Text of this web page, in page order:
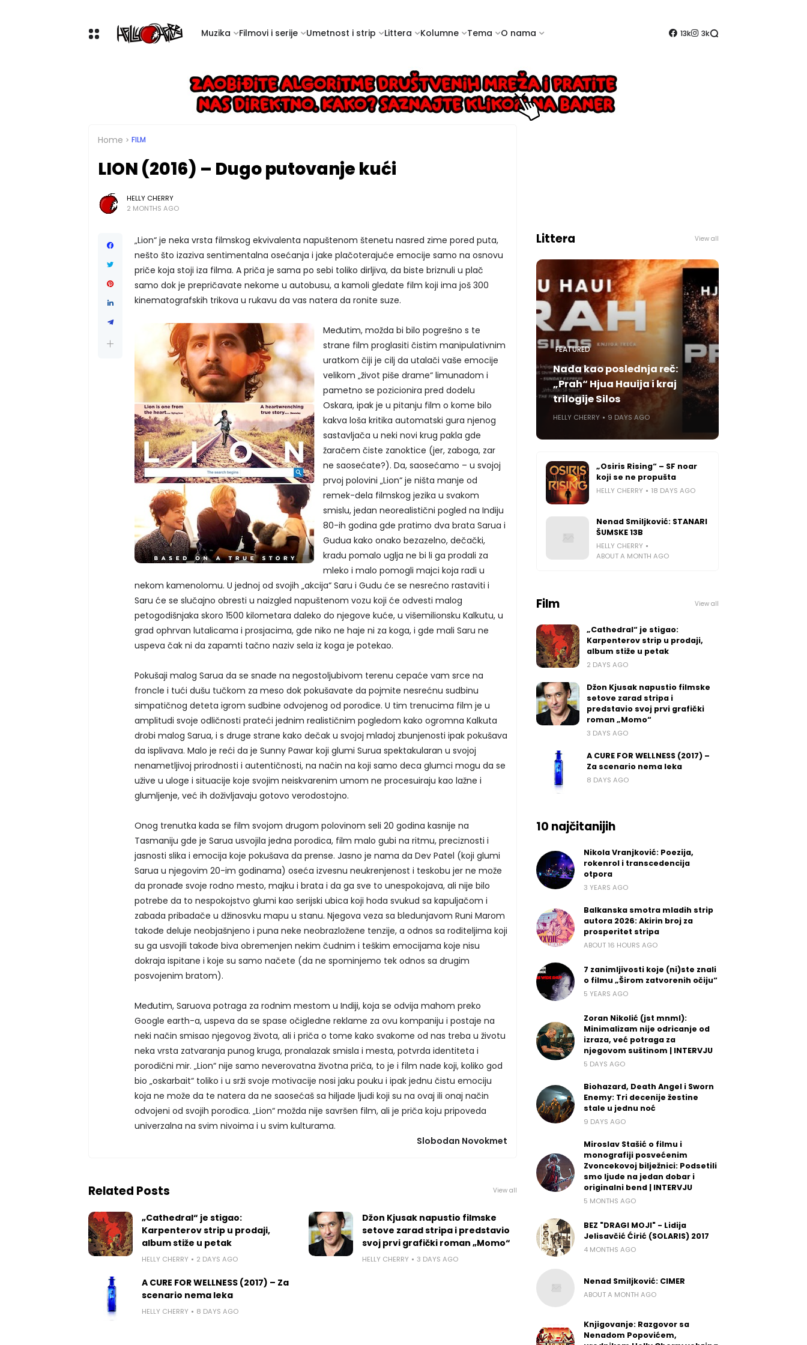
Muzika Filmovi i serije Umetnost i strip Littera Kolumne Tema O nama 13k 3k
Home FILM
LION (2016) – Dugo putovanje kući
HELLY CHERRY
2 MONTHS AGO
„Lion“ je neka vrsta filmskog ekvivalenta napuštenom štenetu nasred zime pored puta,
nešto što izaziva sentimentalna osećanja i jake plačoterajuće emocije samo na osnovu
priče koja stoji iza filma. A priča je sama po sebi toliko dirljiva, da biste briznuli u plač
samo dok je prepričavate nekome u autobusu, a kamoli gledate film koji ima još 300
kinematografskih trikova u rukavu da vas natera da ronite suze.
Međutim, možda bi bilo pogrešno s te
strane film proglasiti čistim manipulativnim
uratkom čiji je cilj da utalači vaše emocije
velikom „život piše drame“ limunadom i
pametno se pozicionira pred dodelu
Oskara, ipak je u pitanju film o kome bilo
kakva loša kritika automatski gura njenog
sastavljača u neki novi krug pakla gde
žaračem čiste zanoktice (jer, zaboga, zar
ne saosećate?). Da, saosećamo – u svojoj
prvoj polovini „Lion“ je ništa manje od
remek-dela filmskog jezika u svakom
smislu, jedan neorealistični pogled na Indiju
80-ih godina gde pratimo dva brata Sarua i
Gudua kako onako bezazelno, dečački,
kradu pomalo uglja ne bi li ga prodali za
mleko i malo pomogli majci koja radi u
nekom kamenolomu. U jednoj od svojih „akcija“ Saru i Gudu će se nesrećno rastaviti i
Saru će se slučajno obresti u naizgled napuštenom vozu koji će odvesti malog
petogodišnjaka skoro 1500 kilometara daleko do njegove kuće, u višemilionsku Kalkutu, u
grad ophrvan lutalicama i prosjacima, gde niko ne haje ni za koga, i gde mali Saru ne
uspeva čak ni da zapamti tačno naziv sela iz koga je potekao.
Pokušaji malog Sarua da se snađe na negostoljubivom terenu cepaće vam srce na
froncle i tući dušu tučkom za meso dok pokušavate da pojmite nesrećnu sudbinu
simpatičnog deteta igrom sudbine odvojenog od porodice. U tim trenucima film je u
amplitudi svoje odličnosti prateći jednim realističnim pogledom kako ogromna Kalkuta
drobi malog Sarua, i s druge strane kako dečak u svojoj mladoj zbunjenosti ipak pokušava
da isplivava. Malo je reći da je Sunny Pawar koji glumi Surua spektakularan u svojoj
nenametljivoj prirodnosti i autentičnosti, na način na koji samo deca glumci mogu da se
užive u uloge i situacije koje svojim neiskvarenim umom ne procesuiraju kao lažne i
glumljenje, već ih doživljavaju gotovo verodostojno.
Onog trenutka kada se film svojom drugom polovinom seli 20 godina kasnije na
Tasmaniju gde je Sarua usvojila jedna porodica, film malo gubi na ritmu, preciznosti i
jasnosti slika i emocija koje pokušava da prense. Jasno je nama da Dev Patel (koji glumi
Sarua u njegovim 20-im godinama) oseća izvesnu neukrenjenost i teskobu jer ne može
da pronađe svoje rodno mesto, majku i brata i da ga sve to unespokojava, ali nije bilo
potrebe da to nespokojstvo glumi kao serijski ubica koji hoda svukud sa kapuljačom i
zabada pribadače u džinosvku mapu u stanu. Njegova veza sa bledunjavom Runi Marom
takođe deluje neobjašnjeno i puna neke neobrazložene tenzije, a odnos sa roditeljima koji
su ga usvojili takođe biva obremenjen nekim čudnim i teškim emocijama koje nisu
dokraja ispitane i koje su samo načete (da ne spominjemo tek odnos sa drugim
posvojenim bratom).
Međutim, Saruova potraga za rodnim mestom u Indiji, koja se odvija mahom preko
Google earth-a, uspeva da se spase očigledne reklame za ovu kompaniju i postaje na
neki način smisao njegovog života, ali i priča o tome kako svakome od nas treba u životu
neka vrsta zatvaranja punog kruga, pronalazak smisla i mesta, potvrda identiteta i
porodični mir. „Lion“ nije samo neverovatna životna priča, to je i film nade koji, koliko god
bio „oskarbait“ toliko i u srži svoje motivacije nosi jaku pouku i ipak jednu čistu emociju
koja ne može da te natera da ne saosećaš sa hiljade ljudi koji su na ovaj ili onaj način
odvojeni od svojih porodica. „Lion“ možda nije savršen film, ali je priča koju pripoveda
univerzalna na svim nivoima i u svim kulturama.
Slobodan Novokmet
Related Posts View all
„Cathedral“ je stigao:
Karpenterov strip u prodaji,
album stiže u petak
HELLY CHERRY 2 DAYS AGO
Džon Kjusak napustio filmske
setove zarad stripa i predstavio
svoj prvi grafički roman „Momo“
HELLY CHERRY 3 DAYS AGO
A CURE FOR WELLNESS (2017) – Za
scenario nema leka
HELLY CHERRY 8 DAYS AGO
Littera View all
FEATURED
Nada kao poslednja reč:
„Prah“ Hjua Hauija i kraj
trilogije Silos
HELLY CHERRY 9 DAYS AGO
„Osiris Rising“ – SF noar
koji se ne propušta
HELLY CHERRY 18 DAYS AGO
Nenad Smiljković: STANARI
ŠUMSKE 13B
HELLY CHERRY
ABOUT A MONTH AGO
Film View all
„Cathedral“ je stigao:
Karpenterov strip u prodaji,
album stiže u petak
2 DAYS AGO
Džon Kjusak napustio filmske
setove zarad stripa i
predstavio svoj prvi grafički
roman „Momo“
3 DAYS AGO
A CURE FOR WELLNESS (2017) –
Za scenario nema leka
8 DAYS AGO
10 najčitanijih
Nikola Vranjković: Poezija,
rokenrol i transcedencija
otpora
3 YEARS AGO
Balkanska smotra mladih strip
autora 2026: Akirin broj za
prosperitet stripa
ABOUT 16 HOURS AGO
7 zanimljivosti koje (ni)ste znali
o filmu „Širom zatvorenih očiju“
5 YEARS AGO
Zoran Nikolić (jst mnml):
Minimalizam nije odricanje od
izraza, već potraga za
njegovom suštinom | INTERVJU
5 DAYS AGO
Biohazard, Death Angel i Sworn
Enemy: Tri decenije žestine
stale u jednu noć
9 DAYS AGO
Miroslav Stašić o filmu i
monografiji posvećenim
Zvoncekovoj bilježnici: Podsetili
smo ljude na jedan dobar i
originalni bend | INTERVJU
5 MONTHS AGO
BEZ "DRAGI MOJI" - Lidija
Jelisavčić Ćirić (SOLARIS) 2017
4 MONTHS AGO
Nenad Smiljković: CIMER
ABOUT A MONTH AGO
Knjigovanje: Razgovor sa
Nenadom Popovićem,